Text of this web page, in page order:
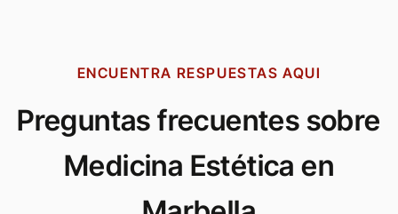
ENCUENTRA RESPUESTAS AQUI
Preguntas frecuentes sobre
Medicina Estética en